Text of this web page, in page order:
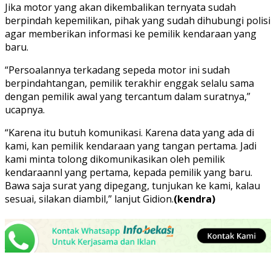
Jika motor yang akan dikembalikan ternyata sudah
berpindah kepemilikan, pihak yang sudah dihubungi polisi
agar memberikan informasi ke pemilik kendaraan yang
baru.
“Persoalannya terkadang sepeda motor ini sudah
berpindahtangan, pemilik terakhir enggak selalu sama
dengan pemilik awal yang tercantum dalam suratnya,”
ucapnya.
“Karena itu butuh komunikasi. Karena data yang ada di
kami, kan pemilik kendaraan yang tangan pertama. Jadi
kami minta tolong dikomunikasikan oleh pemilik
kendaraannl yang pertama, kepada pemilik yang baru.
Bawa saja surat yang dipegang, tunjukan ke kami, kalau
sesuai, silakan diambil,” lanjut Gidion.(kendra)